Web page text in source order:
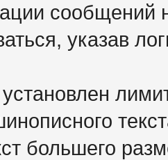
сообщений
указав
большего